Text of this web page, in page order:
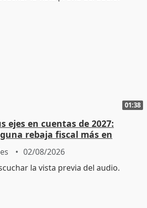
01:38
ejes en cuentas de 2027:
rebaja fiscal más en
02/08/2026